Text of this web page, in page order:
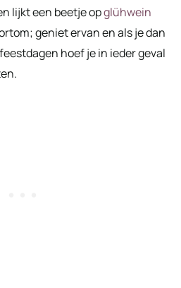
lijkt een beetje opglühwein
geniet ervan en als je dan
hoef je in ieder geval